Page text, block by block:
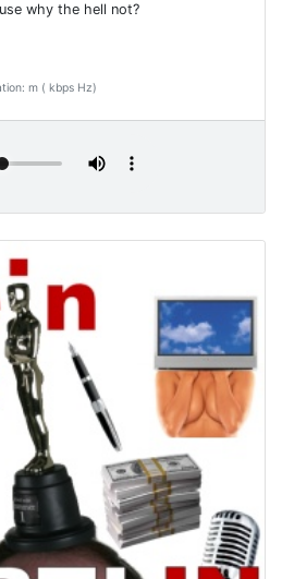
why the hell not?
m ( kbps Hz)